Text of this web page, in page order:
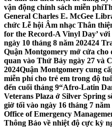
vận động chính sách miễn phí
General Charles E. McGee
chức Lễ hội Âm nhạc Thân
for the Record-A Vinyl Day’
ngày 10 tháng 8 năm 202424
Quận Montgomery mở cửa
quan vào Thứ Bảy ngày 27 và
2024Quận Montgomery cung
miễn phí cho trẻ em trong độ
đến cuối tháng 9“Afro-Latin
Veterans Plaza ở Silver Spring
giờ tối vào ngày 16 tháng 7 năm
Office of Emergency
Thông Báo về nhiệt độ cực kỳ